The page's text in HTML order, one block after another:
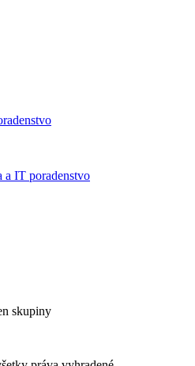
IT poradenstvo
skupiny